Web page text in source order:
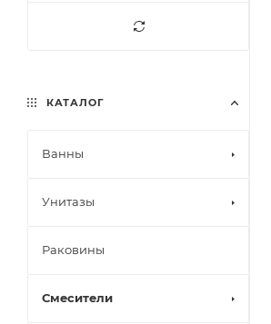
КАТАЛОГ
Ванны
Унитазы
Раковины
Смесители